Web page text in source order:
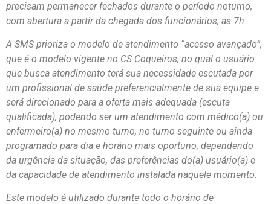
precisam permanecer fechados durante o período noturno,
com abertura a partir da chegada dos funcionários, as 7h.
A SMS prioriza o modelo de atendimento “acesso avançado”,
que é o modelo vigente no CS Coqueiros, no qual o usuário
que busca atendimento terá sua necessidade escutada por
um profissional de saúde preferencialmente de sua equipe e
será direcionado para a oferta mais adequada (escuta
qualificada), podendo ser um atendimento com médico(a) ou
enfermeiro(a) no mesmo turno, no turno seguinte ou ainda
programado para dia e horário mais oportuno, dependendo
da urgência da situação, das preferências do(a) usuário(a) e
da capacidade de atendimento instalada naquele momento.
Este modelo é utilizado durante todo o horário de